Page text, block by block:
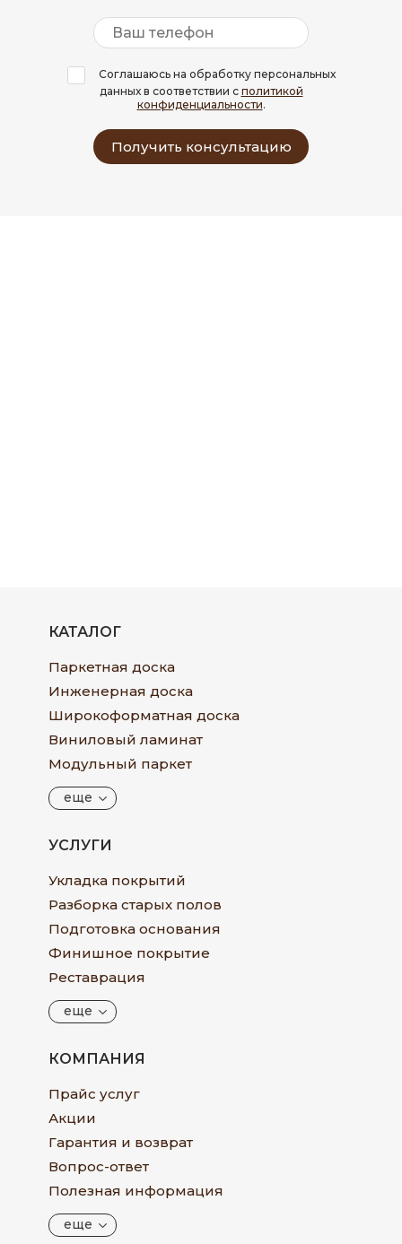
Соглашаюсь на обработку персональных
данных в соответствии с политикой
конфиденциальности.
Получить консультацию
КАТАЛОГ
Паркетная доска
Инженерная доска
Широкоформатная доска
Виниловый ламинат
Модульный паркет
еще
УСЛУГИ
Укладка покрытий
Разборка старых полов
Подготовка основания
Финишное покрытие
Реставрация
еще
КОМПАНИЯ
Прайс услуг
Акции
Гарантия и возврат
Вопрос-ответ
Полезная информация
еще